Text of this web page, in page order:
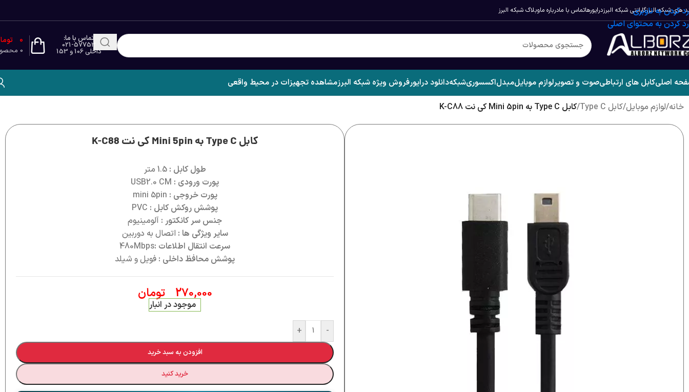
رد کردن به ناوبری
رد کردن به محتوای اصلی
های شبکه البرزگارانتی شبکه البرزدرایورهاتماس با مادرباره ماوبلاگ شبکه البرز
تماس با ما:
021-57753
داخلی 106 و 153 0
0
اصلیکابل های ارتباطیصوت و تصویرلوازم موبایلمبدلاکسسوریشبکهدانلود درایورفروش ویژه شبکه البرزمشاهده تجهیزات در محیط واقعی
خانه/لوازم موبایل/کابل Type C /کابل Type C به Mini 5pin کی نت K-C88
کابل Type C به Mini 5pin کی نت K-C88
طول کابل : 1.5 متر
پورت ورودی :
پورت خروجی :
پوشش روکش کابل :
جنس سر کانکتور : آلومینیوم
سایر ویژگی ها : اتصال به دوربین
سرعت انتقال اطلاعات :480Mbps
پوشش محافظ داخلی : فویل و شیلد
270,000 تومان
موجود در انبار
-
+
افزودن به سبد خرید
خرید کنید